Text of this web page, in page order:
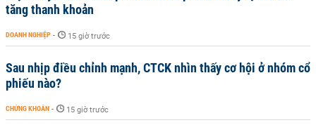
tăng thanh khoản
DOANH NGHIỆP - 15 giờ trước
Sau nhịp điều chỉnh mạnh, CTCK nhìn thấy cơ hội ở nhóm cổ
phiếu nào?
CHỨNG KHOÁN - 15 giờ trước